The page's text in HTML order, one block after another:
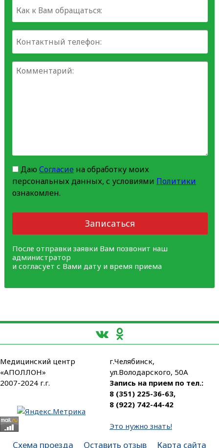
Даю Согласиена обработку моих
персональных данных, с условиями Политики
ознакомлен.
Записаться
После отправки заявки Вам позвонит наш
администратор
и согласует с Вами дату и время приема
Медицинский центр
«АПОЛЛОН»
2007-2024 г.г.
г.Челябинск,
ул.Володарского, 50А
Запись на прием по тел.:
8 (351) 225-36-63,
8 (922) 742-44-42
Это нужно знать!
Схема проезда Оставить отзыв Карта сайта